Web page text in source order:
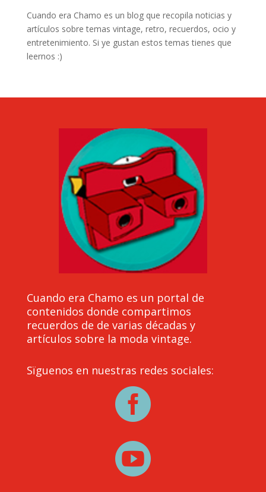
Cuando era Chamo es un blog que recopila noticias y
artículos sobre temas vintage, retro, recuerdos, ocio y
entretenimiento. Si ye gustan estos temas tienes que
leernos :)
Cuando era Chamo es un portal de
contenidos donde compartimos
recuerdos de de varias décadas y
artículos sobre la moda vintage.
Sïguenos en nuestras redes sociales:

